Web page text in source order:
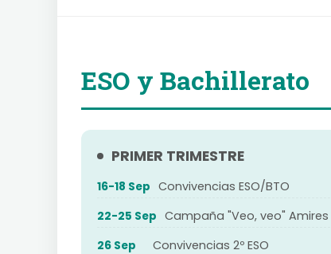
ESO y Bachillerato
PRIMER TRIMESTRE
16-18 Sep Convivencias ESO/BTO
22-25 Sep Campaña "Veo, veo" Amires
26 Sep Convivencias 2º ESO